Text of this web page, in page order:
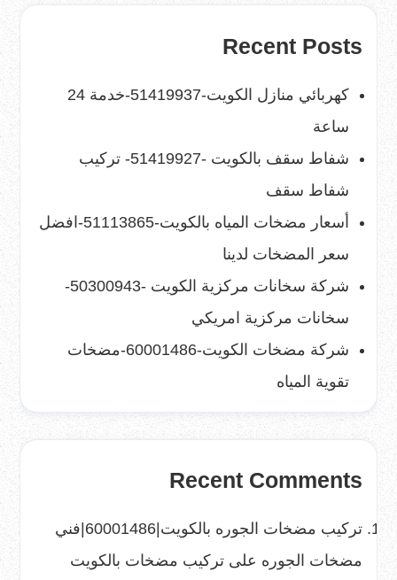
Recent Posts
كهربائي منازل الكويت-51419937-خدمة 24
ساعة
شفاط سقف بالكويت -51419927- تركيب
شفاط سقف
أسعار مضخات المياه بالكويت-51113865-افضل
سعر المضخات لدينا
شركة سخانات مركزية الكويت -50300943-
سخانات مركزية امريكي
شركة مضخات الكويت-60001486-مضخات
تقوية المياه
Recent Comments
تركيب مضخات الجوره بالكويت|60001486|فني
مضخات الجوره على تركيب مضخات بالكويت